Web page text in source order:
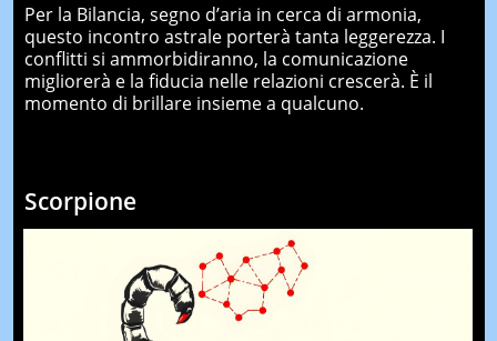
Per la Bilancia, segno d’aria in cerca di armonia,
questo incontro astrale porterà tanta leggerezza. I
conflitti si ammorbidiranno, la comunicazione
migliorerà e la fiducia nelle relazioni crescerà. È il
momento di brillare insieme a qualcuno.
Scorpione